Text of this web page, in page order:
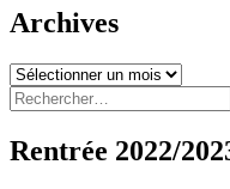
Archives
Archives
Rechercher :
Rentrée 2022/